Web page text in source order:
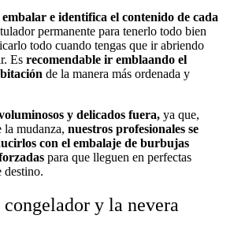
e identifica el contenido de cada
permanente para tenerlo todo bien
todo cuando tengas que ir abriendo
Es recomendable ir emblaando el
de la manera más ordenada y
y delicados fuera, ya que,
la mudanza, nuestros profesionales se
con el embalaje de burbujas
para que lleguen en perfectas
destino.
y la nevera